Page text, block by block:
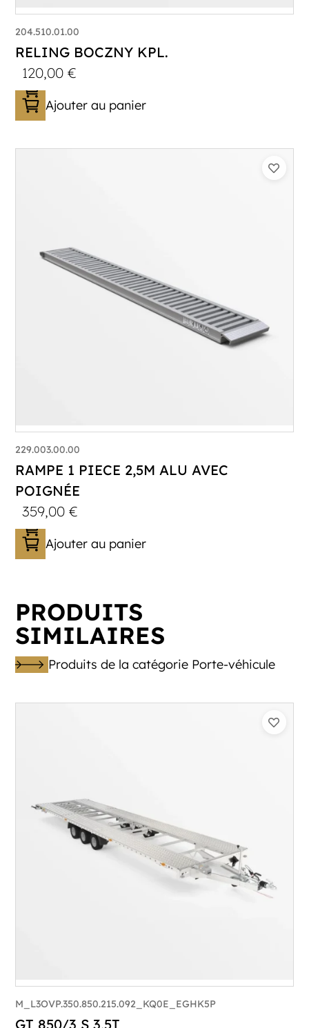
204.510.01.00
RELING BOCZNY KPL.
120,00€
Ajouter au panier
229.003.00.00
RAMPE 1 PIECE 2,5M ALU AVEC
POIGNÉE
359,00€
Ajouter au panier
PRODUITS
SIMILAIRES
Produits de la catégorie Porte-véhicule
M_L3OVP.350.850.215.092_KQ0E_EGHK5P
GT 850/3 S 3,5T